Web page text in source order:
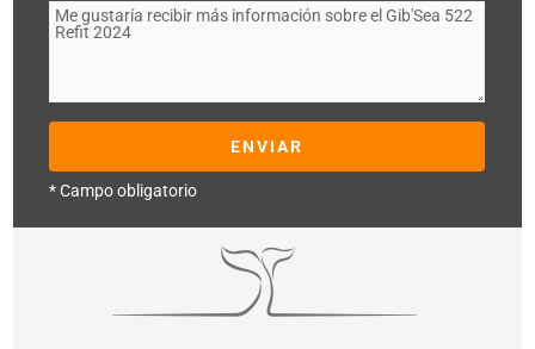
* Campo obligatorio